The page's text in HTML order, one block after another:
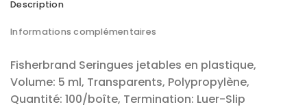
Description
Informations complémentaires
Fisherbrand Seringues jetables en plastique,
Volume: 5 ml, Transparents, Polypropylène,
Quantité: 100/boîte, Termination: Luer-Slip